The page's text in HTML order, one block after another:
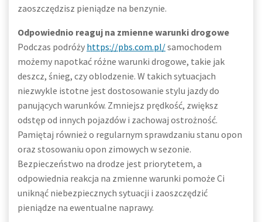
zaoszczędzisz pieniądze na benzynie.
Odpowiednio reaguj na zmienne warunki drogowe
Podczas podróży https://pbs.com.pl/samochodem
możemy napotkać różne warunki drogowe, takie jak
deszcz, śnieg, czy oblodzenie. W takich sytuacjach
niezwykle istotne jest dostosowanie stylu jazdy do
panujących warunków. Zmniejsz prędkość, zwiększ
odstęp od innych pojazdów i zachowaj ostrożność.
Pamiętaj również o regularnym sprawdzaniu stanu opon
oraz stosowaniu opon zimowych w sezonie.
Bezpieczeństwo na drodze jest priorytetem, a
odpowiednia reakcja na zmienne warunki pomoże Ci
uniknąć niebezpiecznych sytuacji i zaoszczędzić
pieniądze na ewentualne naprawy.